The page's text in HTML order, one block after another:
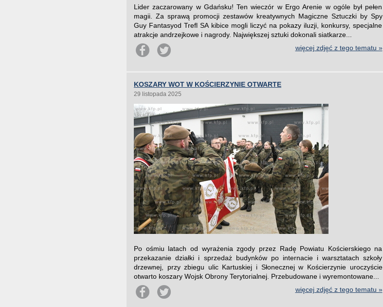
Lider zaczarowany w Gdańsku! Ten wieczór w Ergo Arenie w ogóle był pełen
magii. Za sprawą promocji zestawów kreatywnych Magiczne Sztuczki by Spy
Guy Fantasyod Trefl SA kibice mogli liczyć na pokazy iluzji, konkursy, specjalne
atrakcje andrzejkowe i nagrody. Największej sztuki dokonali siatkarze...
więcej zdjęć z tego tematu »
KOSZARY WOT W KOŚCIERZYNIE OTWARTE
29 listopada 2025
Po ośmiu latach od wyrażenia zgody przez Radę Powiatu Kościerskiego na
przekazanie działki i sprzedaż budynków po internacie i warsztatach szkoły
drzewnej, przy zbiegu ulic Kartuskiej i Słonecznej w Kościerzynie uroczyście
otwarto koszary Wojsk Obrony Terytorialnej. Przebudowane i wyremontowane...
więcej zdjęć z tego tematu »